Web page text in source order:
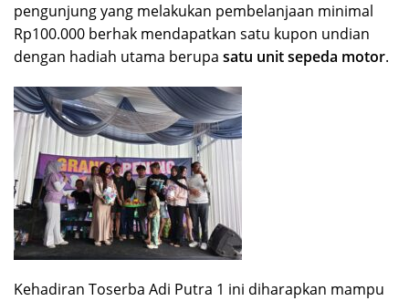
pengunjung yang melakukan pembelanjaan minimal
Rp100.000 berhak mendapatkan satu kupon undian
dengan hadiah utama berupa satu unit sepeda motor.
​Kehadiran Toserba Adi Putra 1 ini diharapkan mampu